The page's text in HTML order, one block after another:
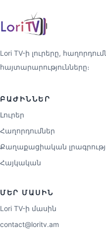
Lori TV-ի լուրերը,
հայտարարությունները։
ԲԱԺԻՆՆԵՐ
Լուրեր
Հաղորդումներ
Քաղաքացիական
Հայկական
ՄԵՐ ՄԱՍԻՆ
Lori TV-ի մասին
contact@loritv.am